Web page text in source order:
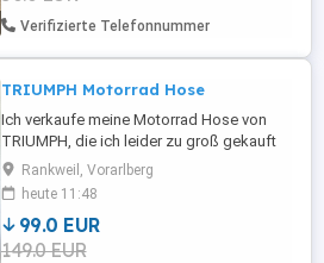
Verifizierte Telefonnummer
TRIUMPH Motorrad Hose
Ich verkaufe meine Motorrad Hose von
TRIUMPH, die ich leider zu groß gekauft
habe! Nur 3x getragen! Neupreis 300 Euro
Größe 32 D30 lt. Foto oben Herrengröße
48 50
Rankweil, Vorarlberg
heute 11:48
99.0 EUR
149.0 EUR